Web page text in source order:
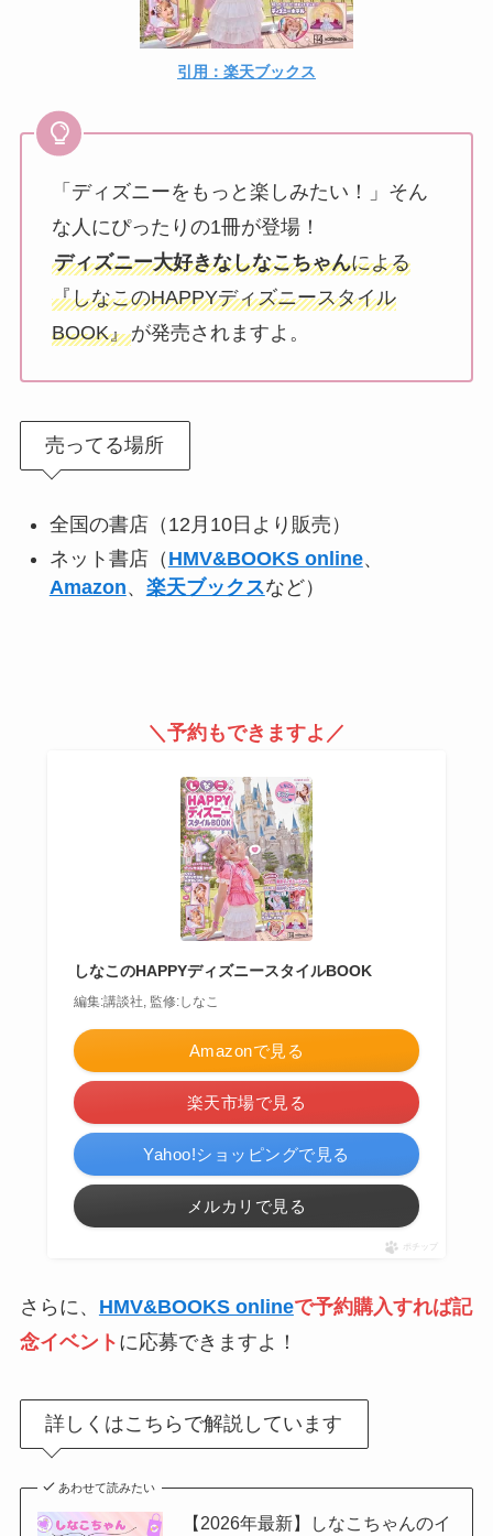
引用：楽天ブックス
「ディズニーをもっと楽しみたい！」そん
な人にぴったりの1冊が登場！
ディズニー大好きなしなこちゃんによる
『しなこのHAPPYディズニースタイル
BOOK』が発売されますよ。
売ってる場所
全国の書店（12月10日より販売）
ネット書店（ HMV&BOOKS online、
Amazon、 楽天ブックスなど）
＼予約もできますよ／
しなこのHAPPYディズニースタイルBOOK
編集:講談社, 監修:しなこ
Amazonで見る
楽天市場で見る
Yahoo!ショッピングで見る
メルカリで見る
ポチップ
さらに、 HMV&BOOKS onlineで予約購入すれば記
念イベント に応募できますよ！
詳しくはこちらで解説しています
あわせて読みたい
【2026年最新】しなこちゃんのイ